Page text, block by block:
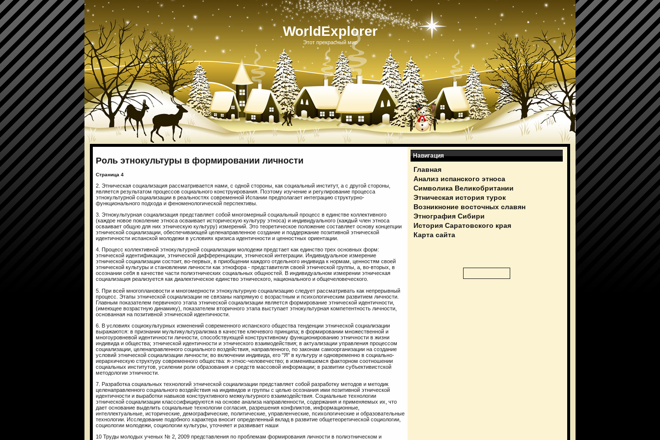
WorldExplorer
Этот прекрасный мир
Навигация
Главная
Анализ испанского этноса
Символика Великобритании
Этническая история турок
Возникноние восточных славян
Этнография Сибири
История Саратовского края
Карта сайта
Роль этнокультуры в формировании личности
Страница 4
2. Этническая социализация рассматривается нами, с одной стороны, как социальный институт, а с другой стороны,
является результатом процессов социального конструирования. Поэтому изучение и регулирование процесса
этнокультурной социализации в реальностях современной Испании предполагает интеграцию структурно-
функционального подхода и феноменологической перспективы.
3. Этнокультурная социализация представляет собой многомерный социальный процесс в единстве коллективного
(каждое новое поколение этноса осваивает историческую культуру этноса) и индивидуального (каждый член этноса
осваивает общую для них этническую культуру) измерений. Это теоретическое положение составляет основу концепции
этнической социализации, обеспечивающей целенаправленное создание и поддержание позитивной этнической
идентичности испанской молодежи в условиях кризиса идентичности и ценностных ориентации.
4. Процесс коллективной этнокультурной социализации молодежи предстает как единство трех основных форм:
этнической идентификации, этнической дифференциации, этнической интеграции. Индивидуальное измерение
этнической социализации состоит, во-первых, в приобщении каждого отдельного индивида к нормам, ценностям своей
этнической культуры и становлении личности как этнофора - представителя своей этнической группы, а, во-вторых, в
осознании себя в качестве части полиэтнических социальных общностей. В индивидуальном измерении этническая
социализация реализуется как диалектическое единство этнического, национального и общечеловеческого.
5. При всей многоплановости и многомерности этнокультурную социализацию следует рассматривать как непрерывный
процесс. Этапы этнической социализации не связаны напрямую с возрастным и психологическим развитием личности.
Главным показателем первичного этапа этнической социализации является формирование этнической идентичности,
(имеющее возрастную динамику), показателем вторичного этапа выступает этнокультурная компетентность личности,
основанная на позитивной этнической идентичности.
6. В условиях социокультурных изменений современного испанского общества тенденции этнической социализации
выражаются: в признании мультикультурализма в качестве ключевого принципа; в формировании множественной и
многоуровневой идентичности личности, способствующей конструктивному функционированию этничности в жизни
индивида и общества; этнической идентичности и этнического взаимодействия; в актуализации управления процессом
социализации, целенаправленного социального воздействия, направленного, по законам самоорганизации на создание
условий этнической социализации личности; во включении индивида, его "Я" в культуру и одновременно в социально-
иерархическую структуру современного общества: я-этнос-человечество; в изменившемся факторном соотношении
социальных институтов, усилении роли образования и средств массовой информации; в развитии субъективистской
методологии этничности.
7. Разработка социальных технологий этнической социализации представляет собой разработку методов и методик
целенаправленного социального воздействия на индивидов и группы с целью осознания ими позитивной этнической
идентичности и выработки навыков конструктивного межкультурного взаимодействия. Социальные технологии
этнической социализации класссифицируются на основе анализа направленности, содержания и применяемых их, что
дает основание выделить социальные технологии согласия, разрешения конфликтов, информационные,
интеллектуальные, исторические, демографические, политические, управленческие, психологические и образовательные
технологии. Исследование подобного характера вносит определенный вклад в развитие общетеоретической социологии,
социологии молодежи, социологии культуры, уточняет и развивает наши
10 Труды молодых ученых № 2, 2009 представления по проблемам формирования личности в полиэтническом и